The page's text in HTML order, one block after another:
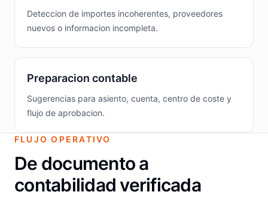
Deteccion de importes incoherentes, proveedores
nuevos o informacion incompleta.
Preparacion contable
Sugerencias para asiento, cuenta, centro de coste y
flujo de aprobacion.
FLUJO OPERATIVO
De documento a
contabilidad verificada